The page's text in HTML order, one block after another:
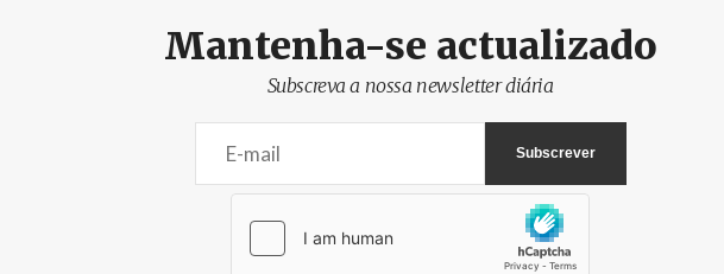
Mantenha-se actualizado
Subscreva a nossa newsletter diária